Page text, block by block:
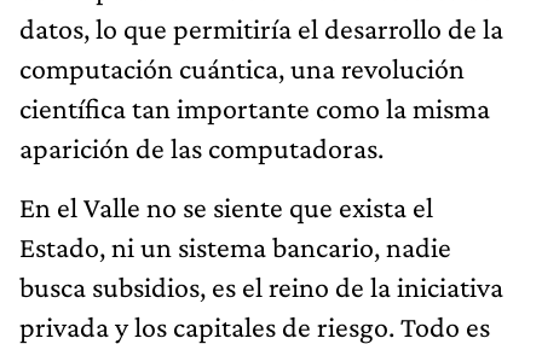
datos, lo que permitiría el desarrollo de la
computación cuántica, una revolución
científica tan importante como la misma
aparición de las computadoras.
En el Valle no se siente que exista el
Estado, ni un sistema bancario, nadie
busca subsidios, es el reino de la iniciativa
privada y los capitales de riesgo. Todo es